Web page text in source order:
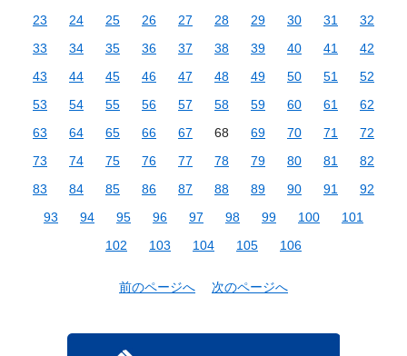
23
24 25 26 27 28 29 30 31
32
33
34 35 36 37 38 39 40 41
42
43
44 45 46 47 48 49 50 51
52
53
54 55 56 57 58 59 60 61
62
63
64 65 66 67 68 69 70 71
72
73
74 75 76 77 78 79 80 81
82
83
84 85 86 87 88 89 90 91
92
93
94 95 96 97 98 99 100
101
102
103 104 105 106
前のページへ 次のページへ